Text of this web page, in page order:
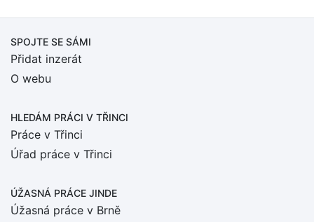
SPOJTE SE SÁMI
Přidat inzerát
O webu
HLEDÁM PRÁCI V TŘINCI
Práce v Třinci
Úřad práce v Třinci
ÚŽASNÁ PRÁCE JINDE
Úžasná práce v Brně